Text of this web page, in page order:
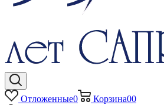
Отложенные0 Корзина00